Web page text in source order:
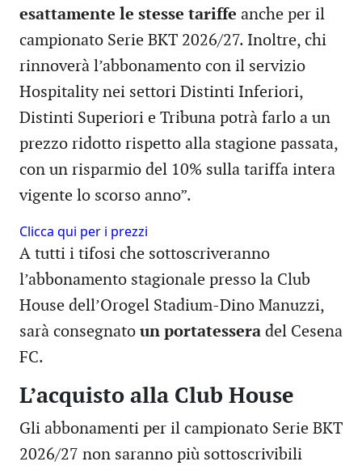
esattamente le stesse tariffe anche per il
campionato Serie BKT 2026/27. Inoltre, chi
rinnoverà l’abbonamento con il servizio
Hospitality nei settori Distinti Inferiori,
Distinti Superiori e Tribuna potrà farlo a un
prezzo ridotto rispetto alla stagione passata,
con un risparmio del 10% sulla tariffa intera
vigente lo scorso anno”.
Clicca qui per i prezzi
A tutti i tifosi che sottoscriveranno
l’abbonamento stagionale presso la Club
House dell’Orogel Stadium-Dino Manuzzi,
sarà consegnato un portatessera del Cesena
FC.
L’acquisto alla Club House
Gli abbonamenti per il campionato Serie BKT
2026/27 non saranno più sottoscrivibili